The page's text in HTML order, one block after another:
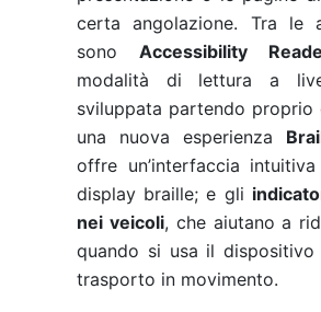
certa angolazione. Tra le
sono
Accessibility
modalità di lettura a
sviluppata partendo proprio
una nuova esperienza
offre un’interfaccia
display braille; e gli
nei veicoli, che aiutano a
quando si usa il
trasporto in movimento.